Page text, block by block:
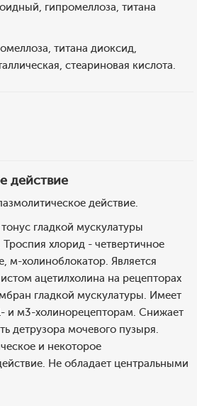
гипромеллоза, титана
титана диоксид,
стеариновая кислота.
действие
действие.
гладкой мускулатуры
хлорид - четвертичное
м-холиноблокатор. Является
ацетилхолина на рецепторах
гладкой мускулатуры. Имеет
и м3-холинорецепторам. Снижает
детрузора мочевого пузыря.
и некоторое
Не обладает центральными